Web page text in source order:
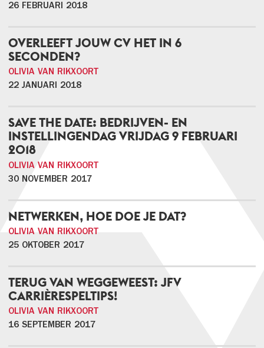
26 FEBRUARI 2018
OVERLEEFT JOUW CV HET IN 6
SECONDEN?
OLIVIA VAN RIKXOORT
22 JANUARI 2018
SAVE THE DATE: BEDRIJVEN- EN
INSTELLINGENDAG VRIJDAG 9 FEBRUARI
2018
OLIVIA VAN RIKXOORT
30 NOVEMBER 2017
NETWERKEN, HOE DOE JE DAT?
OLIVIA VAN RIKXOORT
25 OKTOBER 2017
TERUG VAN WEGGEWEEST: JFV
CARRIÈRESPELTIPS!
OLIVIA VAN RIKXOORT
16 SEPTEMBER 2017